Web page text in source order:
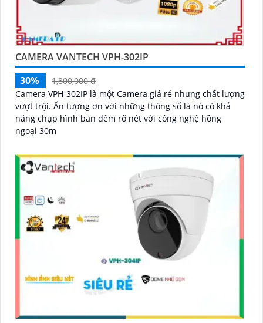
CAMERA VANTECH VPH-302IP
30%
1,800,000 ₫
Camera VPH-302IP là một Camera giá rẻ nhưng chất lượng
vượt trội. Ấn tượng ơn với những thông số là nó có khả
năng chụp hình ban đêm rõ nét với công nghệ hồng
ngoại 30m